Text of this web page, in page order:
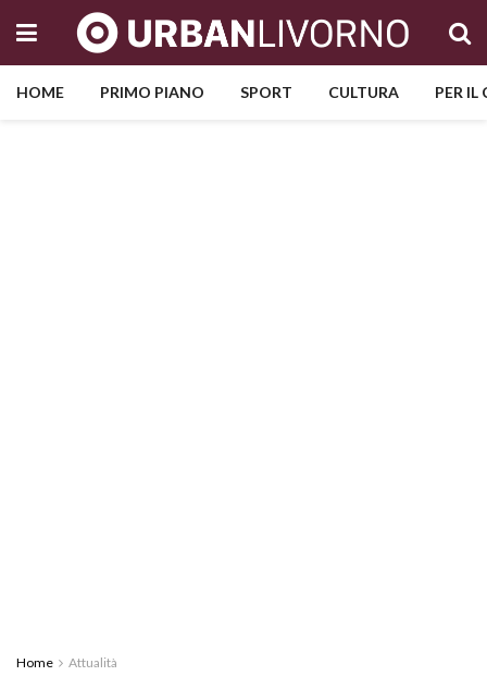
HOME PRIMO PIANO SPORT CULTURA PER
Home Attualità